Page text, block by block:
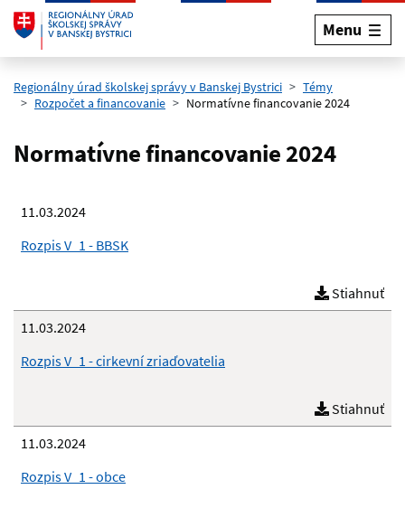
Preskočiť na hlavný obsah
Menu
Regionálny úrad školskej správy v Banskej Bystrici
Témy
Rozpočet a financovanie
Normatívne financovanie 2024
Normatívne financovanie 2024
11.03.2024
Rozpis V_1 - BBSK
Stiahnuť
11.03.2024
Rozpis V_1 - cirkevní zriaďovatelia
Stiahnuť
11.03.2024
Rozpis V_1 - obce